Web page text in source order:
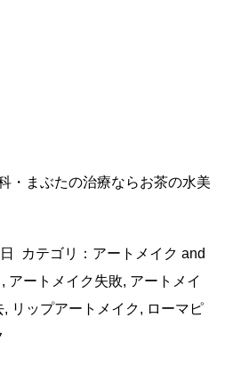
・まぶたの治療ならお茶の水美
カテゴリ： アートメイク and
, アートメイク失敗, アートメイ
, リップアートメイク, ローマピ